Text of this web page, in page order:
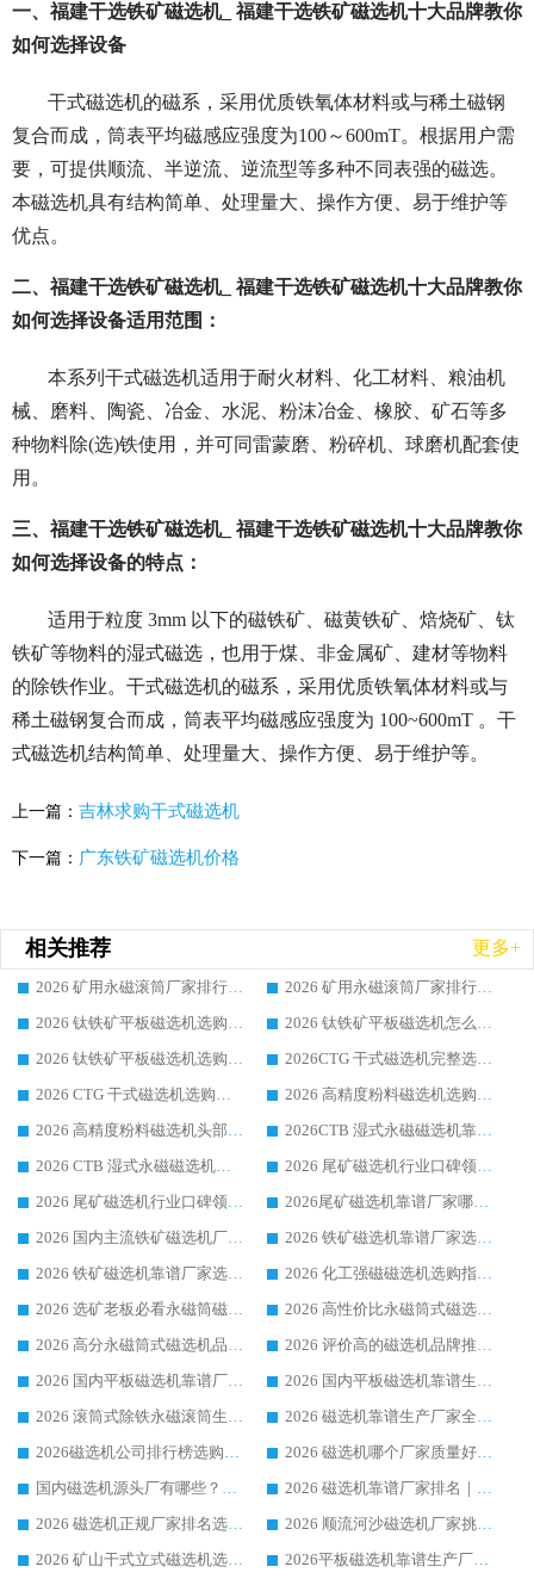
一、福建干选铁矿磁选机_ 福建干选铁矿磁选机十大品牌教你
如何选择设备
干式磁选机的磁系，采用优质铁氧体材料或与稀土磁钢
复合而成，筒表平均磁感应强度为100～600mT。根据用户需
要，可提供顺流、半逆流、逆流型等多种不同表强的磁选。
本磁选机具有结构简单、处理量大、操作方便、易于维护等
优点。
二、福建干选铁矿磁选机_ 福建干选铁矿磁选机十大品牌教你
如何选择设备适用范围：
本系列干式磁选机适用于耐火材料、化工材料、粮油机
械、磨料、陶瓷、冶金、水泥、粉沫冶金、橡胶、矿石等多
种物料除(选)铁使用，并可同雷蒙磨、粉碎机、球磨机配套使
用。
三、福建干选铁矿磁选机_ 福建干选铁矿磁选机十大品牌教你
如何选择设备的特点：
适用于粒度 3mm 以下的磁铁矿、磁黄铁矿、焙烧矿、钛
铁矿等物料的湿式磁选，也用于煤、非金属矿、建材等物料
的除铁作业。干式磁选机的磁系，采用优质铁氧体材料或与
稀土磁钢复合而成，筒表平均磁感应强度为 100~600mT 。干
式磁选机结构简单、处理量大、操作方便、易于维护等。
上一篇： 吉林求购干式磁选机
下一篇： 广东铁矿磁选机价格
相关推荐 更多+
2026 矿用永磁滚筒厂家排行榜选购干货指南 行业口碑标杆华体会手机网页版-华体会(中国) 实力出众
2026 矿用永磁滚筒厂家排行榜选购指南，行业口碑领域强者华体会手机网页版-华体会(中国)
2026 钛铁矿平板磁选机选购全攻略 市场公认优质品牌厂家实力排行榜
2026 钛铁矿平板磁选机怎么选 靠谱生产企业实力排行榜选购参考攻略
2026 钛铁矿平板磁选机选购指南 行业口碑优选品牌生产企业实力排行榜
2026CTG 干式磁选机完整选购指南 行业口碑顶尖靠谱生产龙头厂家实力推荐
2026 CTG 干式磁选机选购指南|行业口碑靠谱生产厂家领域强者推荐
2026 高精度粉料磁选机选购全攻略 行业优质品牌华体会手机网页版-华体会(中国) 实力深度解析
2026 高精度粉料磁选机头部厂家选购指南 行业口碑靠谱品牌推荐 领域强者华体会手机网页版-华体会(中国) 解析
2026CTB 湿式永磁磁选机靠谱厂家实力排行榜 铁矿选矿设备采购全流程选购指南
2026 CTB 湿式永磁磁选机选购指南|行业口碑良好品牌推荐，领域强者华体会手机网页版-华体会(中国)
2026 尾矿磁选机行业口碑领域强者，源头直供国内主流厂家华体会手机网页版-华体会(中国) 一站式服务
2026 尾矿磁选机行业口碑领域强者，源头直供国内主流厂家华体会手机网页版-华体会(中国) 一站式服务
2026尾矿磁选机靠谱厂家哪家好 行业口碑领域强者华体会手机网页版-华体会(中国) 推荐
2026 国内主流铁矿磁选机厂家选购指南|行业口碑好品牌推荐，领域强者华体会手机网页版-华体会(中国)
2026 铁矿磁选机靠谱厂家选购全攻略 行业标杆华体会手机网页版-华体会(中国) 设备性价比出众
2026 铁矿磁选机靠谱厂家选购指南，领域强者华体会手机网页版-华体会(中国) 铁矿磁选机性价比高
2026 化工强磁磁选机选购指南 5 家行业口碑靠谱厂家领域强者推荐
2026 选矿老板必看永磁筒磁选机推荐 行业头部品牌口碑设备选购全攻略
2026 高性价比永磁筒式磁选机品牌盘点 行业强者口碑实测选购完整指南
2026 高分永磁筒式磁选机品牌推荐 选矿设备强者对比测评采购避坑全攻略
2026 评价高的磁选机品牌推荐选购指南，永磁筒式磁选机设备领域强者全景行业口碑解析
2026 国内平板磁选机靠谱厂家排名 行业实测口碑设备按需选购全指南
2026 国内平板磁选机靠谱生产厂家推荐排名|行业口碑选购指南，领域强者按需选设备
2026 滚筒式除铁永磁滚筒生产厂家推荐排名|行业口碑选购指南，领域强者源头厂商精选
2026 磁选机靠谱生产厂家全梳理 分场景选型行业头部品牌选购参考攻略
2026磁选机公司排行榜选购指南|正规源头厂家推荐，领域强者高性价比靠谱信赖品牌
2026 磁选机哪个厂家质量好？十大靠谱磁电企业排名选购指南
国内磁选机源头厂有哪些？2026 综合实力排名与采购避坑技巧
2026 磁选机靠谱厂家排名｜华体会手机网页版-华体会(中国) 高性价比磁选机磁电品牌
2026 磁选机正规厂家排名选购指南|行业口碑信赖品牌推荐性价比高靠谱磁电企业
2026 顺流河沙磁选机厂家挑选攻略 | 业内口碑龙头企业高性价比品牌推荐
2026 矿山干式立式磁选机选型攻略 梳理深耕磁电装备多年靠谱生产厂商
2026平板磁选机靠谱生产厂家选购指南 行业口碑良好品牌推荐 磁电领域实力强者